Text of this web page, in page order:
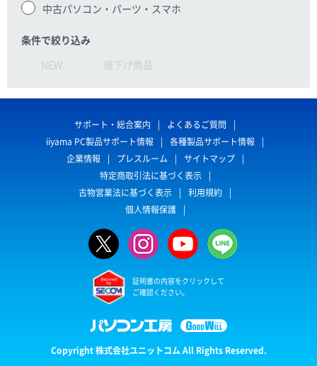
中古パソコン・パーツ・スマホ
条件で絞り込み
NEW
値下げ商品
サポート・総合案内
よくあるご質問
iiyama PC製品サポート情報
各種製品サポート情報
企業情報
プレスルーム
サイトマップ
特定商取引法に基づく表示
古物営業法に基づく表示
利用規約
個人情報保護
証明書の内容をクリックして
ご確認ください。
Copyright 株式会社ユニットコム All Rights Reserved.